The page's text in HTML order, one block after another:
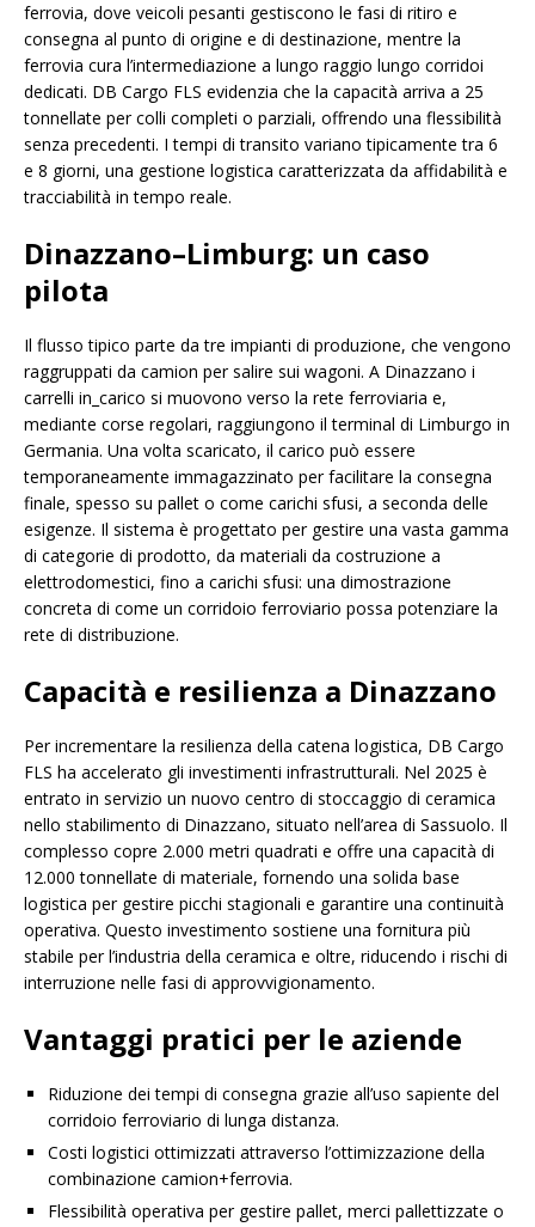
ferrovia, dove veicoli pesanti gestiscono le fasi di ritiro e
consegna al punto di origine e di destinazione, mentre la
ferrovia cura l’intermediazione a lungo raggio lungo corridoi
dedicati. DB Cargo FLS evidenzia che la capacità arriva a 25
tonnellate per colli completi o parziali, offrendo una flessibilità
senza precedenti. I tempi di transito variano tipicamente tra 6
e 8 giorni, una gestione logistica caratterizzata da affidabilità e
tracciabilità in tempo reale.
Dinazzano–Limburg: un caso
pilota
Il flusso tipico parte da tre impianti di produzione, che vengono
raggruppati da camion per salire sui wagoni. A Dinazzano i
carrelli in_carico si muovono verso la rete ferroviaria e,
mediante corse regolari, raggiungono il terminal di Limburgo in
Germania. Una volta scaricato, il carico può essere
temporaneamente immagazzinato per facilitare la consegna
finale, spesso su pallet o come carichi sfusi, a seconda delle
esigenze. Il sistema è progettato per gestire una vasta gamma
di categorie di prodotto, da materiali da costruzione a
elettrodomestici, fino a carichi sfusi: una dimostrazione
concreta di come un corridoio ferroviario possa potenziare la
rete di distribuzione.
Capacità e resilienza a Dinazzano
Per incrementare la resilienza della catena logistica, DB Cargo
FLS ha accelerato gli investimenti infrastrutturali. Nel 2025 è
entrato in servizio un nuovo centro di stoccaggio di ceramica
nello stabilimento di Dinazzano, situato nell’area di Sassuolo. Il
complesso copre 2.000 metri quadrati e offre una capacità di
12.000 tonnellate di materiale, fornendo una solida base
logistica per gestire picchi stagionali e garantire una continuità
operativa. Questo investimento sostiene una fornitura più
stabile per l’industria della ceramica e oltre, riducendo i rischi di
interruzione nelle fasi di approvvigionamento.
Vantaggi pratici per le aziende
Riduzione dei tempi di consegna grazie all’uso sapiente del
corridoio ferroviario di lunga distanza.
Costi logistici ottimizzati attraverso l’ottimizzazione della
combinazione camion+ferrovia.
Flessibilità operativa per gestire pallet, merci pallettizzate o